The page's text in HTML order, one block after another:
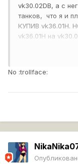
vk30.02DB, а с
танков, что я и
КУПИВ vk36.01H.
vk36.01H на
будет ли в
No :trollface: